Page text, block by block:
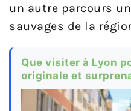
un autre parcours
sauvages de la
Que visiter à Lyon
originale et